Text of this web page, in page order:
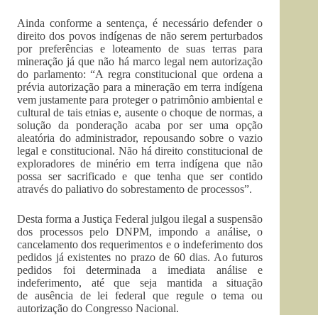
Ainda conforme a sentença, é necessário defender o
direito dos povos indígenas de não serem perturbados
por preferências e loteamento de suas terras para
mineração já que não há marco legal nem autorização
do parlamento: “A regra constitucional que ordena a
prévia autorização para a mineração em terra indígena
vem justamente para proteger o patrimônio ambiental e
cultural de tais etnias e, ausente o choque de normas, a
solução da ponderação acaba por ser uma opção
aleatória do administrador, repousando sobre o vazio
legal e constitucional. Não há direito constitucional de
exploradores de minério em terra indígena que não
possa ser sacrificado e que tenha que ser contido
através do paliativo do sobrestamento de processos”.
Desta forma a Justiça Federal julgou ilegal a suspensão
dos processos pelo DNPM, impondo a análise, o
cancelamento dos requerimentos e o indeferimento dos
pedidos já existentes no prazo de 60 dias. Ao futuros
pedidos foi determinada a imediata análise e
indeferimento, até que seja mantida a situação
de ausência de lei federal que regule o tema ou
autorização do Congresso Nacional.